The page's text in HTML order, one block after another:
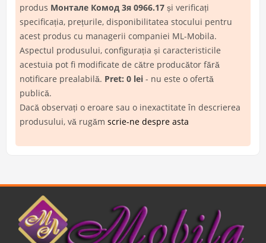
produs Монтале Комод 3я 0966.17 și verificați
specificația, prețurile, disponibilitatea stocului pentru
acest produs cu managerii companiei ML-Mobila.
Aspectul produsului, configurația și caracteristicile
acestuia pot fi modificate de către producător fără
notificare prealabilă. Pret: 0 lei - nu este o ofertă
publică.
Dacă observați o eroare sau o inexactitate în descrierea
produsului, vă rugăm scrie-ne despre asta